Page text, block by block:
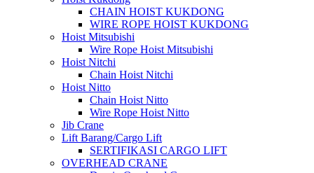
CHAIN HOIST KUKDONG
WIRE ROPE HOIST KUKDONG
Hoist Mitsubishi
Wire Rope Hoist Mitsubishi
Hoist Nitchi
Chain Hoist Nitchi
Hoist Nitto
Chain Hoist Nitto
Wire Rope Hoist Nitto
Jib Crane
Lift Barang/Cargo Lift
SERTIFIKASI CARGO LIFT
OVERHEAD CRANE